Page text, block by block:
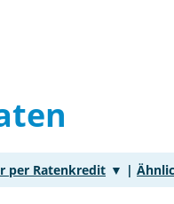
per Ratenkredit |